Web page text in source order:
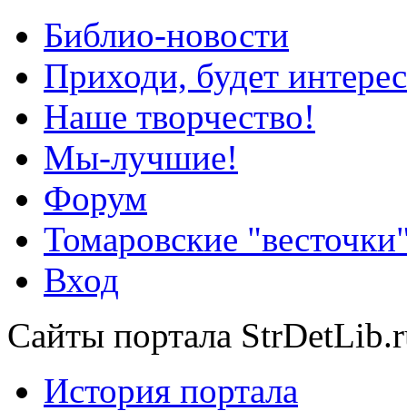
Библио-новости
Приходи, будет
Наше творчество!
Мы-лучшие!
Форум
Томаровские
Вход
Сайты портала
История портала